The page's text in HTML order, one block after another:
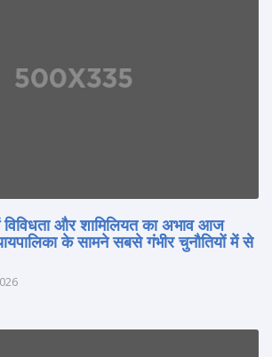
विविधता और शामिलियत का अभाव आज
के सामने सबसे गंभीर चुनौतियों में से